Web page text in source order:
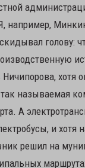
например,
голову:
хотя
называемая
А
и хотя
решил на